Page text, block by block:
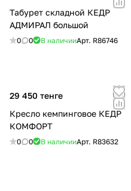
Табурет складной КЕДР
АДМИРАЛ большой
0 0 В наличииАрт. R86746
29 450 тенге
Кресло кемпинговое КЕДР
КОМФОРТ
0 0 В наличииАрт. R83632